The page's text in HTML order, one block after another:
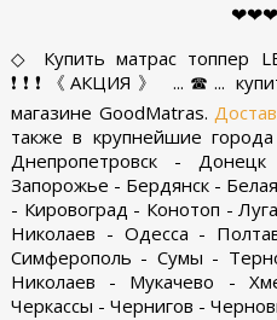
◇ Купить матрас топпер
❗❗❗《АКЦИЯ》 ...☎...
магазине GoodMatras.
также в крупнейшие
Днепропетровск -
Запорожье - Бердянск -
- Кировоград - Конотоп -
Николаев - Одесса -
Симферополь - Сумы -
Николаев - Мукачево -
Черкассы - Чернигов -